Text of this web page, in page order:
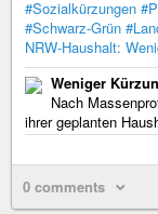
#Sozialkürzungen
#Schwarz-Grün
NRW-Haushalt:
Weniger
Nach
ihrer geplanten
0 comments